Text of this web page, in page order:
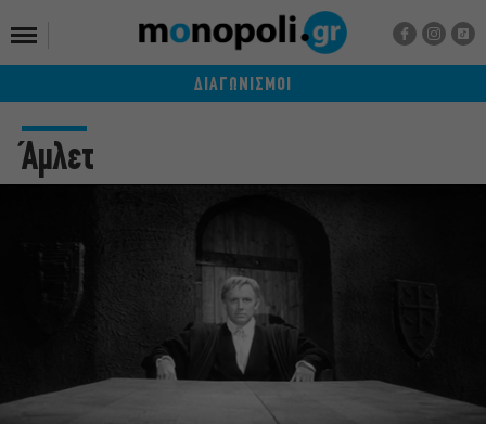
ΔΙΑΓΩΝΙΣΜΟΙ
Άμλετ